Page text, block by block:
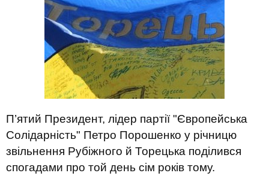
П’ятий Президент, лідер партії "Європейська
Солідарність" Петро Порошенко у річницю
звільнення Рубіжного й Торецька поділився
спогадами про той день сім років тому.